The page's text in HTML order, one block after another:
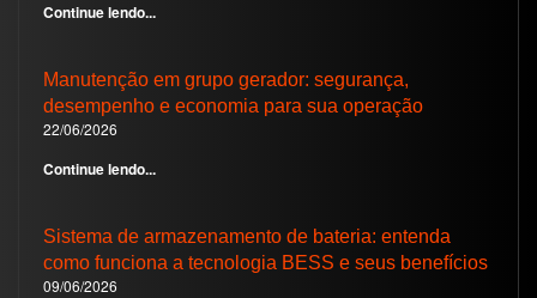
Continue lendo...
Manutenção em grupo gerador: segurança,
desempenho e economia para sua operação
22/06/2026
Continue lendo...
Sistema de armazenamento de bateria: entenda
como funciona a tecnologia BESS e seus benefícios
09/06/2026